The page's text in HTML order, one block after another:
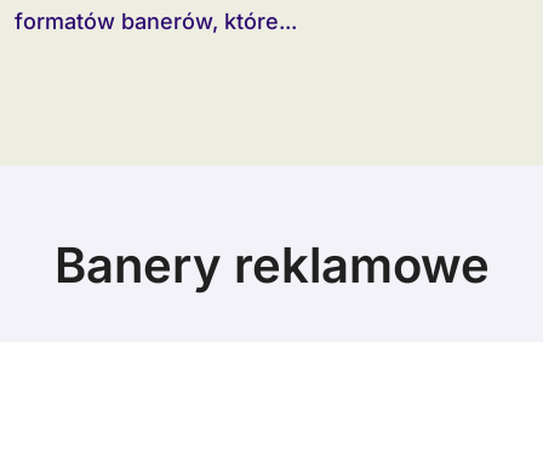
formatów banerów, które...
Banery reklamowe